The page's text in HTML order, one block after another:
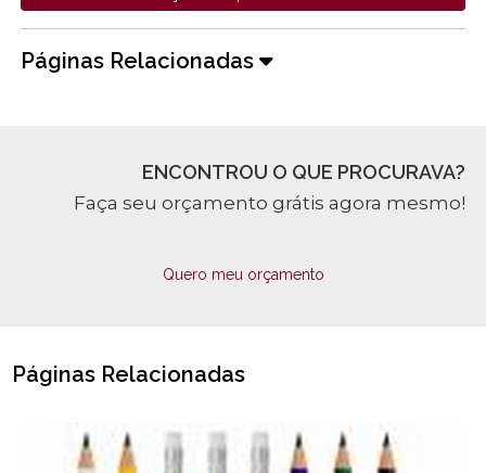
Páginas Relacionadas
ENCONTROU O QUE PROCURAVA?
Faça seu orçamento grátis agora mesmo!
Quero meu orçamento
Páginas Relacionadas